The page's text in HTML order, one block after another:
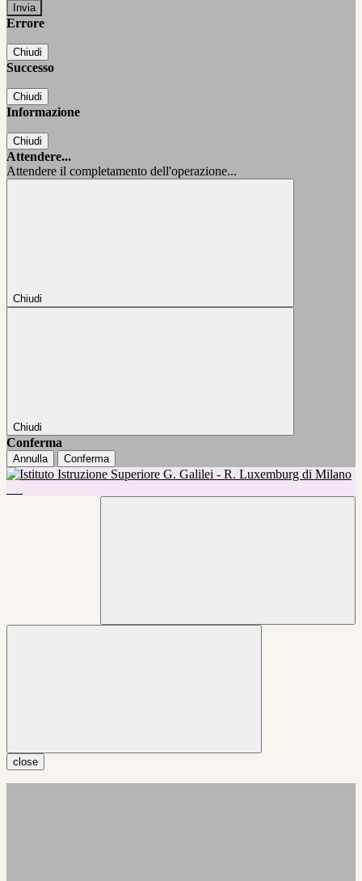
Errore
Chiudi
Successo
Chiudi
Informazione
Chiudi
Attendere...
Attendere il completamento dell'operazione...
Chiudi
Chiudi
Conferma
Annulla Conferma
close